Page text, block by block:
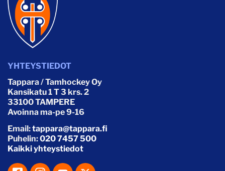
YHTEYSTIEDOT
Tappara / Tamhockey Oy
Kansikatu 1 T 3 krs. 2
33100 TAMPERE
Avoinna ma-pe 9-16
Email:tappara@tappara.fi
Puhelin:020 7457 500
Kaikki yhteystiedot